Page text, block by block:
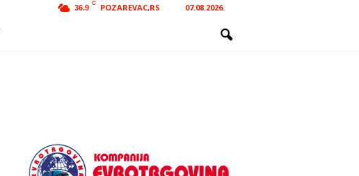
36.9
C POZAREVAC,RS 07.08.2026.